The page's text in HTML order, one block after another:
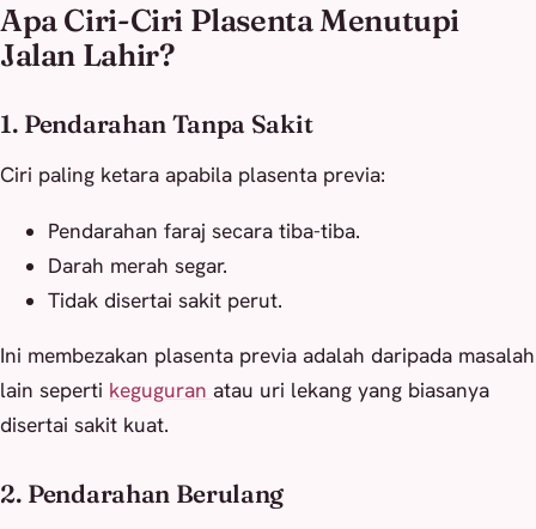
Apa Ciri-Ciri Plasenta Menutupi
Jalan Lahir?
1. Pendarahan Tanpa Sakit
Ciri paling ketara apabila plasenta previa:
Pendarahan faraj secara tiba-tiba.
Darah merah segar.
Tidak disertai sakit perut.
Ini membezakan plasenta previa adalah daripada masalah
lain seperti keguguran atau uri lekang yang biasanya
disertai sakit kuat.
2. Pendarahan Berulang